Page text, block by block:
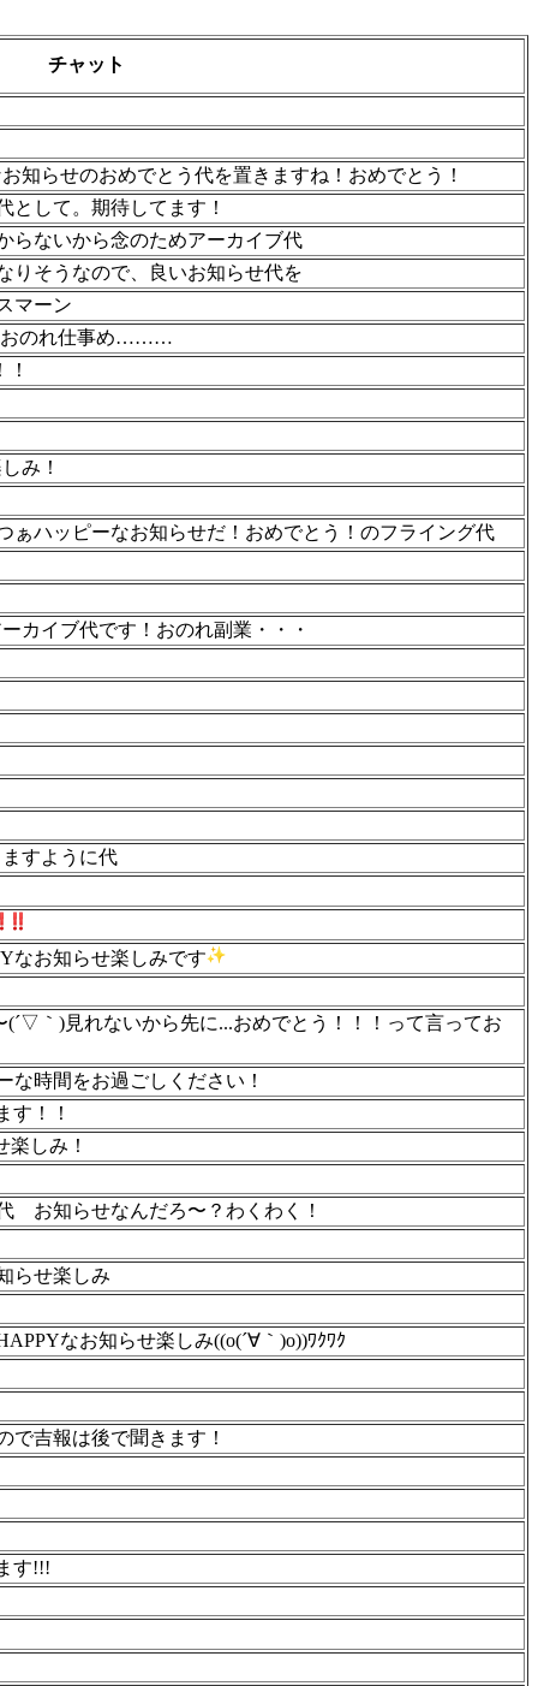
チャット
知らせのおめでとう代を置きますね！おめでとう！
として。期待してます！
らないから念のためアーカイブ代
りそうなので、良いお知らせ代を
マーン
おのれ仕事め………
み！
ぁハッピーなお知らせだ！おめでとう！のフライング代
カイブ代です！おのれ副業・・・
すように代
なお知らせ楽しみです
｀)見れないから先に...おめでとう！！！って言ってお
な時間をお過ごしください！
す！！
しみ！
お知らせなんだろ〜？わくわく！
らせ楽しみ
なお知らせ楽しみ((o(´∀｀)o))ﾜｸﾜｸ
で吉報は後で聞きます！
す!!!